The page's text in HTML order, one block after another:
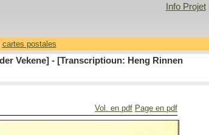
Info Projet|
cartes postales
Vekene] - [Transcriptioun: Heng Rinnen
Vol. en pdf Page en pdf